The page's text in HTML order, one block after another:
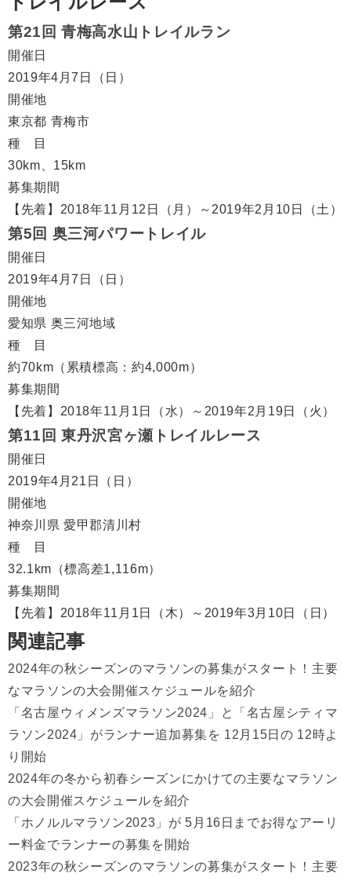
第21回 青梅高水山トレイルラン
開催日
2019年4月7日（日）
開催地
東京都 青梅市
種 目
30km、15km
募集期間
【先着】2018年11月12日（月）～2019年2月10日（土）
第5回 奥三河パワートレイル
開催日
2019年4月7日（日）
開催地
愛知県 奥三河地域
種 目
約70km（累積標高：約4,000m）
募集期間
【先着】2018年11月1日（水）～2019年2月19日（火）
第11回 東丹沢宮ヶ瀬トレイルレース
開催日
2019年4月21日（日）
開催地
神奈川県 愛甲郡清川村
種 目
32.1km（標高差1,116m）
募集期間
【先着】2018年11月1日（木）～2019年3月10日（日）
関連記事
2024年の秋シーズンのマラソンの募集がスタート！主要
なマラソンの大会開催スケジュールを紹介
「名古屋ウィメンズマラソン2024」と「名古屋シティマ
ラソン2024」がランナー追加募集を 12月15日の 12時よ
り開始
2024年の冬から初春シーズンにかけての主要なマラソン
の大会開催スケジュールを紹介
「ホノルルマラソン2023」が 5月16日までお得なアーリ
ー料金でランナーの募集を開始
2023年の秋シーズンのマラソンの募集がスタート！主要